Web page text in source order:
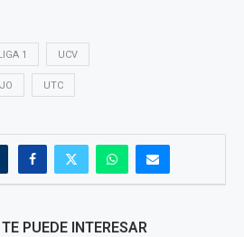
1 UCV
UTC
PUEDE INTERESAR